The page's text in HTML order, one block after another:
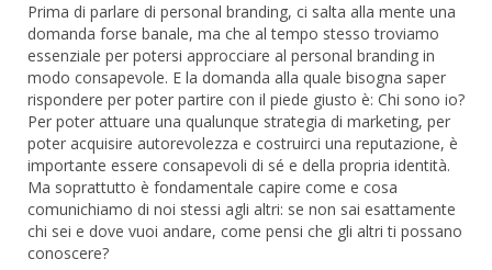
Prima di parlare di personal branding, ci salta alla mente una
domanda forse banale, ma che al tempo stesso troviamo
essenziale per potersi approcciare al personal branding in
modo consapevole. E la domanda alla quale bisogna saper
rispondere per poter partire con il piede giusto è: Chi sono io?
Per poter attuare una qualunque strategia di marketing, per
poter acquisire autorevolezza e costruirci una reputazione, è
importante essere consapevoli di sé e della propria identità.
Ma soprattutto è fondamentale capire come e cosa
comunichiamo di noi stessi agli altri: se non sai esattamente
chi sei e dove vuoi andare, come pensi che gli altri ti possano
conoscere?